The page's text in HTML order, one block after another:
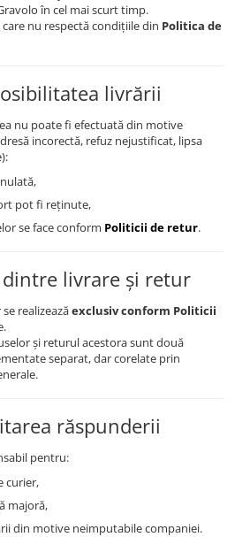
în cel mai scurt timp.
nu respectă condițiile din Politica de
livrării
nu poate fi efectuată din motive
incorectă, refuz nejustificat, lipsa
pot fi reținute,
se face conform Politicii de retur.
dintre livrare și retur
realizeazăexclusiv conform Politicii
și returul acestora sunt două
separat, dar corelate prin
răspunderii
pentru:
curier,
majoră,
din motive neimputabile companiei.